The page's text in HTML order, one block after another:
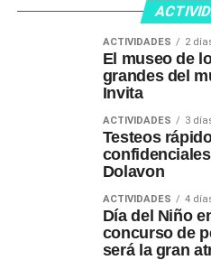
ACTIVIDADES 2
El museo de
grandes del
Invita
ACTIVIDADES 3
Testeos
Dolavon
ACTIVIDADES 4
Día del Niño
concurso de
será la gran